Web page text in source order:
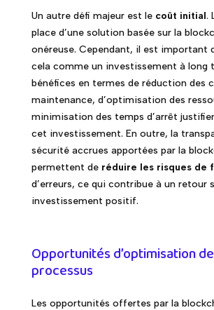
Un autre défi majeur est le coût initial.
place d’une solution basée sur la
onéreuse. Cependant, il est important
cela comme un investissement à long
bénéfices en termes de réduction des
maintenance, d’optimisation des
minimisation des temps d’arrêt
cet investissement. En outre, la
sécurité accrues apportées par la
permettent de réduire les risques de
d’erreurs, ce qui contribue à un retour
investissement positif.
Opportunités d’optimisation
processus
Les opportunités offertes par la